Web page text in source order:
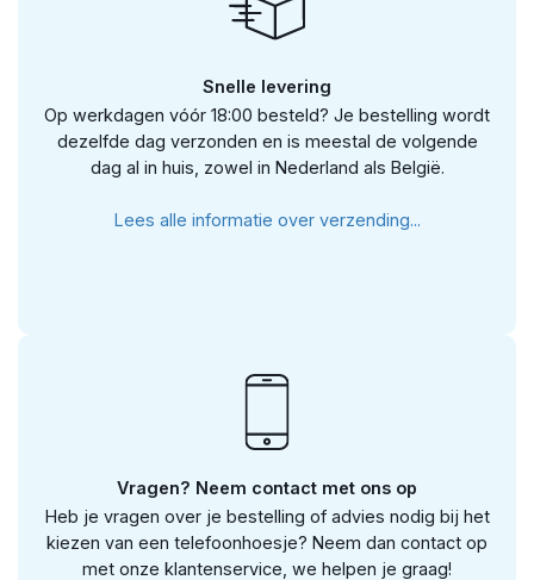
Snelle levering
Op werkdagen vóór 18:00 besteld? Je bestelling wordt
dezelfde dag verzonden en is meestal de volgende
dag al in huis, zowel in Nederland als België.
Lees alle informatie over verzending...
Vragen? Neem contact met ons op
Heb je vragen over je bestelling of advies nodig bij het
kiezen van een telefoonhoesje? Neem dan contact op
met onze klantenservice, we helpen je graag!